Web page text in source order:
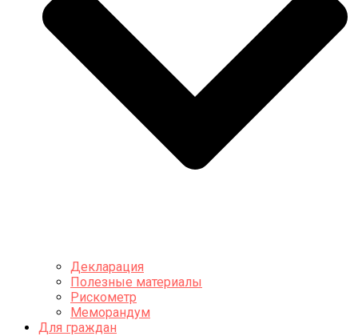
Декларация
Полезные материалы
Рискометр
Меморандум
Для граждан